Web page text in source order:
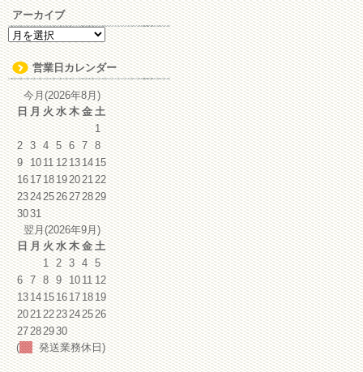
アーカイブ
ア
ー
カ
イ
ブ
営業日カレンダー
今月(2026年8月)
日 月 火 水 木 金 土
1
2 3 4 5 6 7 8
9 1011 12131415
16171819202122
23242526272829
3031
翌月(2026年9月)
日 月 火 水 木 金 土
1 2 3 4 5
6 7 8 9 1011 12
13141516171819
20212223242526
27282930
(
発送業務休日)